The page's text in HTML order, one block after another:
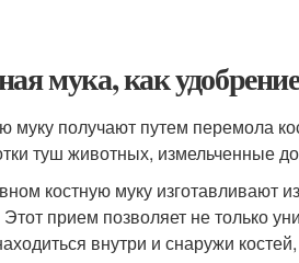
мука, как
муку получают путем перемола
туш животных, измельченные
костную муку изготавливают
прием позволяет не только
внутри и снаружи